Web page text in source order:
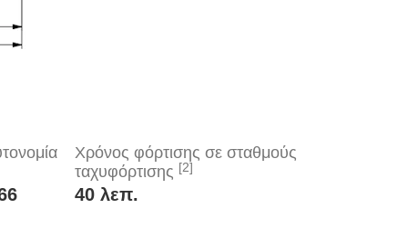
Χρόνος φόρτισης σε σταθμούς
ταχυφόρτισης [2]
40 λεπ.